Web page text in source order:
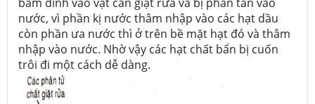
nước, vì phần kị nước thâm nhập vào các hạt dầu
còn phần ưa nước thì ở trên bề mặt hạt đó và thâm
nhập vào nước. Nhờ vậy các hạt chất bẩn bị cuốn
trôi đi một cách dễ dàng.